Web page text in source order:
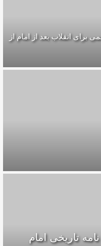
انقلاب بعد از امام از
تاریخی امام